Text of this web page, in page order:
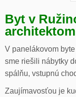
Byt v
architektom
V panelákovom
sme riešili nábytky
spálňu, vstupnú
Zaujímavosťou je